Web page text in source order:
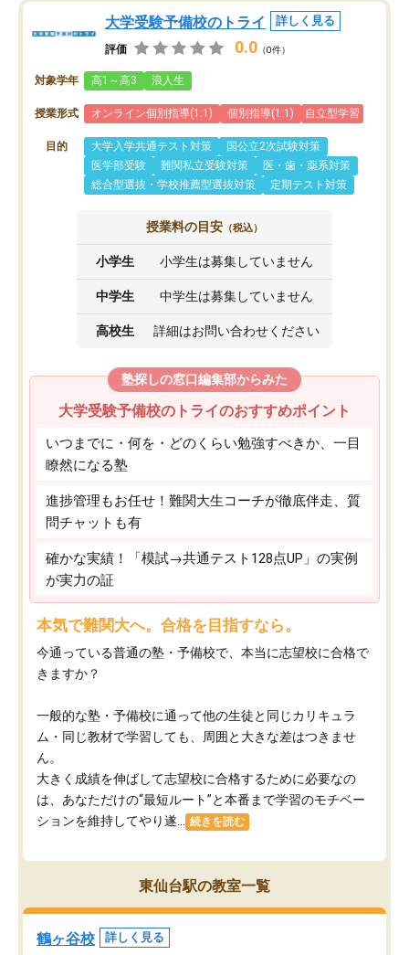
大学受験予備校のトライ 詳しく見る
評価 0.0 （0件）
対象学年 高1～高3 浪人生
授業形式 オンライン個別指導(1:1) 個別指導(1:1) 自立型学習
目的 大学入学共通テスト対策
国公立2次試験対策
医学部受験
難関私立受験対策
医・歯・薬系対策
総合型選抜・学校推薦型選抜対策
定期テスト対策
授業料の目安 （税込）
小学生 小学生は募集していません
中学生 中学生は募集していません
高校生 詳細はお問い合わせください
塾探しの窓口編集部からみた
大学受験予備校のトライのおすすめポイント
いつまでに・何を・どのくらい勉強すべきか、一目
瞭然になる塾
進捗管理もお任せ！難関大生コーチが徹底伴走、質
問チャットも有
確かな実績！「模試→共通テスト128点UP」の実例
が実力の証
本気で難関大へ。合格を目指すなら。
今通っている普通の塾・予備校で、本当に志望校に合格で
きますか？
一般的な塾・予備校に通って他の生徒と同じカリキュラ
ム・同じ教材で学習しても、周囲と大きな差はつきませ
ん。
大きく成績を伸ばして志望校に合格するために必要なの
は、あなただけの“最短ルート”と本番まで学習のモチベー
ションを維持してやり遂...
続きを読む
東仙台駅の教室一覧
鶴ヶ谷校 詳しく見る